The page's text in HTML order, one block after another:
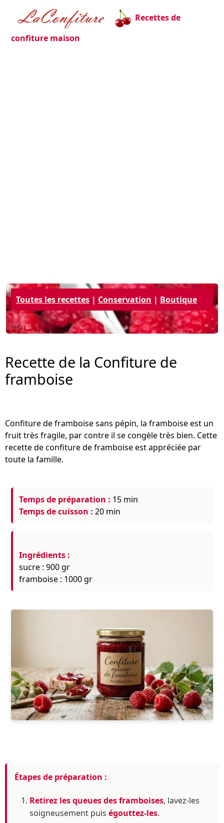
Recettes de
confiture maison
Toutes les recettes | Conservation | Boutique
Recette de la Confiture de
framboise
Confiture de framboise sans pépin, la framboise est un
fruit très fragile, par contre il se congèle très bien. Cette
recette de confiture de framboise est appréciée par
toute la famille.
Temps de préparation : 15 min
Temps de cuisson : 20 min
Ingrédients :
sucre : 900 gr
framboise : 1000 gr
Étapes de préparation :
Retirez les queues des framboises, lavez-les
soigneusement puis égouttez-les.